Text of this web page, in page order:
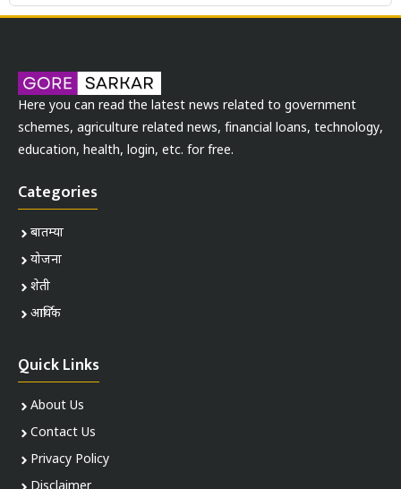
Here you can read the latest news related to government
schemes, agriculture related news, financial loans, technology,
education, health, login, etc. for free.
Categories
बातम्या
योजना
शेती
आर्थिक
Quick Links
About Us
Contact Us
Privacy Policy